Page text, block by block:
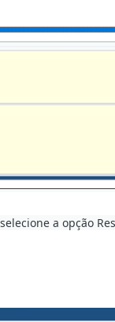
a opção